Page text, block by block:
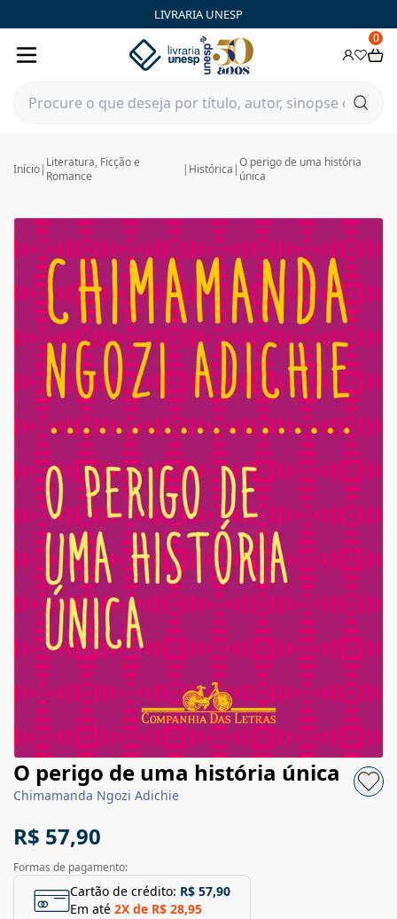
LIVRARIA UNESP
0
Início| Literatura, Ficção e
Romance
| Histórica |O perigo de uma história
única
O perigo de uma história única
Chimamanda Ngozi Adichie
R$ 57,90
Formas de pagamento:
Cartão de crédito: R$ 57,90
Em até 2X de R$ 28,95